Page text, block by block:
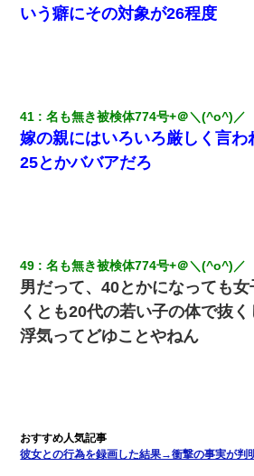
いう癖にその対象が26程度
41 名も無き被検体774号+＠＼(^o^)／
嫁の親にはいろいろ厳しく言わ
25とかババアだろ
49 名も無き被検体774号+＠＼(^o^)／
男だって、40とかになっても
くとも20代の若い子の体で抜
浮気ってどゆことやねん
彼女との行為を録画した結果→衝撃の事実が判